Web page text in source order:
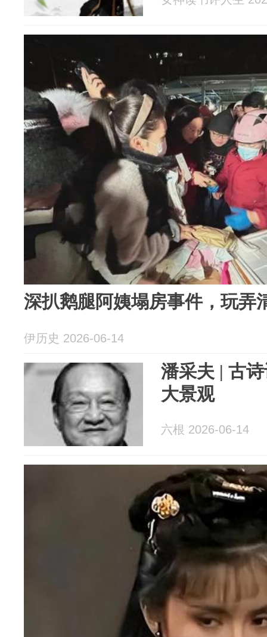
深扒鹅腿阿姨塌房事件，玩弄
伊历史 2026-06-14
潘采夫 | 古
大景观
六根 2026-06-14